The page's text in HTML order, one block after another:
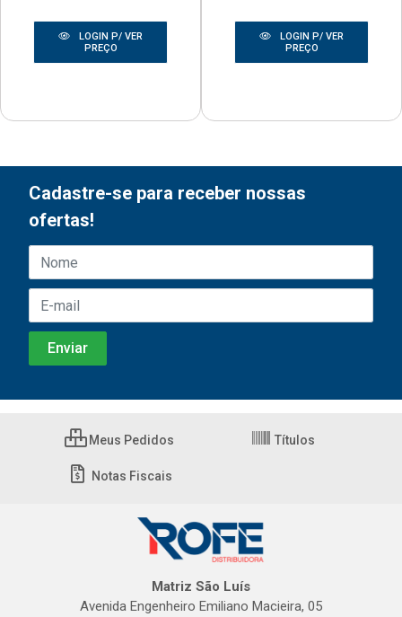
LOGIN P/ VER
PREÇO
LOGIN P/ VER
PREÇO
Cadastre-se para receber nossas
ofertas!
Meus Pedidos Títulos
Notas Fiscais
Matriz São Luís
Avenida Engenheiro Emiliano Macieira, 05